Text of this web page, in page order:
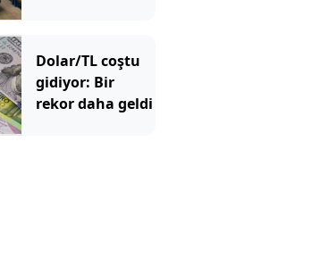
Dolar/TL coştu
gidiyor: Bir
rekor daha geldi